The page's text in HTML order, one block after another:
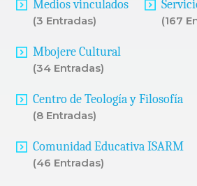
Medios vinculados
(3 Entradas) (167
Mbojere Cultural
(34 Entradas)
Centro de Teología y Filosofía
(8 Entradas)
Comunidad Educativa ISARM
(46 Entradas)